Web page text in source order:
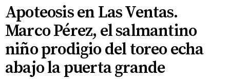
Apoteosis en Las Ventas.
Marco Pérez, el salmantino
niño prodigio del toreo echa
abajo la puerta grande